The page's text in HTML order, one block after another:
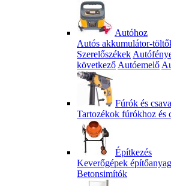
Autóhoz
Autós akkumulátor-
Szerelőszékek
következő Autóemelő
Fúrók és
Tartozékok fúrókhoz és
Építkezés
Keverőgépek
Betonsimítók